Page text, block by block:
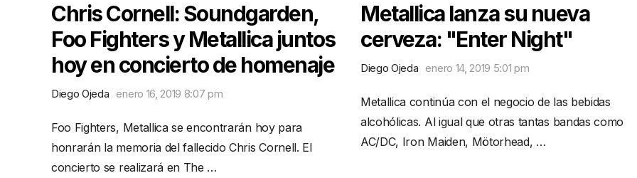
Chris Cornell: Soundgarden,
Foo Fighters y Metallica juntos
hoy en concierto de homenaje
Diego Ojeda enero 16, 2019 8:07 pm
Foo Fighters, Metallica se encontrarán hoy para
honrarán la memoria del fallecido Chris Cornell. El
concierto se realizará en The …
Metallica lanza su nueva
cerveza: "Enter Night"
Diego Ojeda enero 14, 2019 5:01 pm
Metallica continúa con el negocio de las bebidas
alcohólicas. Al igual que otras tantas bandas como
AC/DC, Iron Maiden, Mötorhead, …